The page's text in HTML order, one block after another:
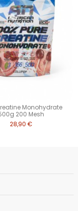
Monohydrate
200 Mesh
28,90 €